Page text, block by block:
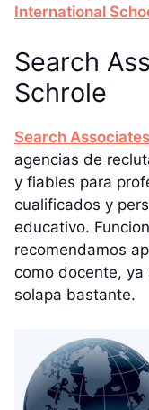
International
Search
Schrole
Search Associates
agencias de
y fiables para
cualificados y
educativo.
recomendamos
como docente,
solapa bastante.